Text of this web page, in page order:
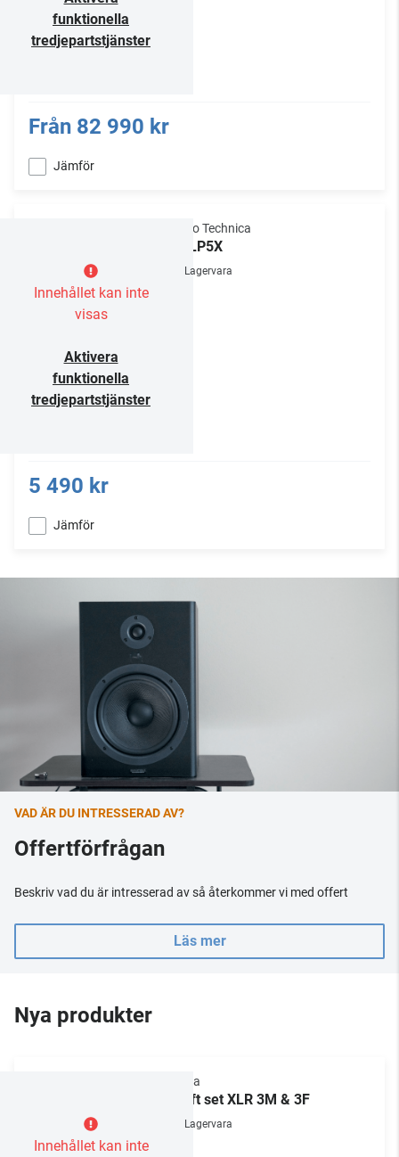
funktionella
tredjepartstjänster
Från 82 990 kr
Jämför
Innehållet kan inte
visas
Aktivera
funktionella
tredjepartstjänster
Audio Technica
AT-LP5X
Lagervara
5 490 kr
Jämför
VAD ÄR DU INTRESSERAD AV?
Offertförfrågan
Beskriv vad du är intresserad av så återkommer vi med offert
Läs mer
Nya produkter
Innehållet kan inte
Supra
Swift set XLR 3M & 3F
Lagervara